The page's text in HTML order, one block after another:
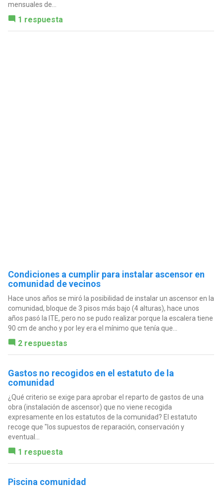
mensuales de...
1 respuesta
Condiciones a cumplir para instalar ascensor en
comunidad de vecinos
Hace unos años se miró la posibilidad de instalar un ascensor en la
comunidad, bloque de 3 pisos más bajo (4 alturas), hace unos
años pasó la ITE, pero no se pudo realizar porque la escalera tiene
90 cm de ancho y por ley era el mínimo que tenía que...
2 respuestas
Gastos no recogidos en el estatuto de la
comunidad
¿Qué criterio se exige para aprobar el reparto de gastos de una
obra (instalación de ascensor) que no viene recogida
expresamente en los estatutos de la comunidad? El estatuto
recoge que "los supuestos de reparación, conservación y
eventual...
1 respuesta
Piscina comunidad